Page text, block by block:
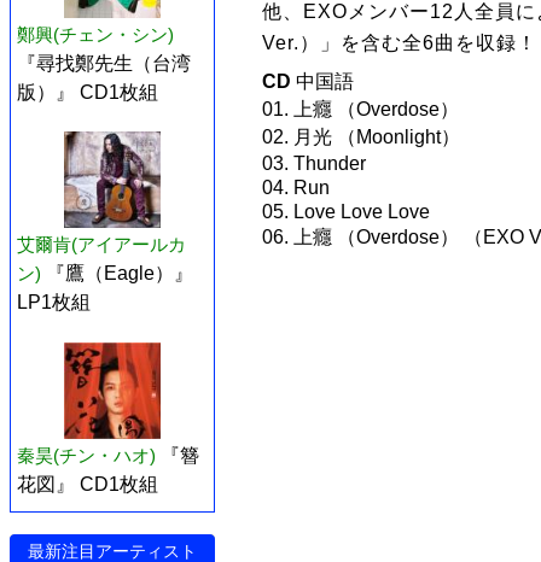
鄭興(チェン・シン)
『尋找鄭先生（台湾
版）』 CD1枚組
艾爾肯(アイアールカ
ン)
『鷹（Eagle）』
LP1枚組
秦昊(チン・ハオ)
『簪
花図』 CD1枚組
最新注目アーティスト
他、EXOメンバー12人全員
Ver.）」を含む全6曲を収録！
CD 中国語
01. 上癮 （Overdose）
02. 月光 （Moonlight）
03. Thunder
04. Run
05. Love Love Love
06. 上癮 （Overdose） （EXO